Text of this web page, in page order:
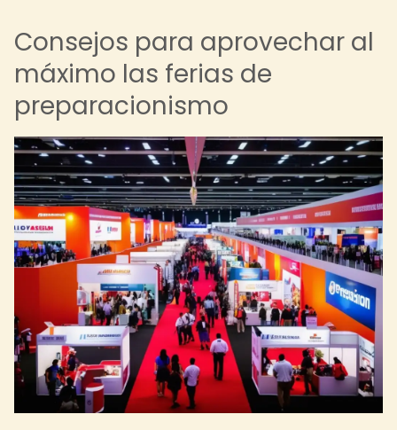
Consejos para aprovechar al
máximo las ferias de
preparacionismo